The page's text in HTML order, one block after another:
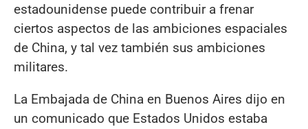
estadounidense puede contribuir a frenar
ciertos aspectos de las ambiciones espaciales
de China, y tal vez también sus ambiciones
militares.
La Embajada de China en Buenos Aires dijo en
un comunicado que Estados Unidos estaba